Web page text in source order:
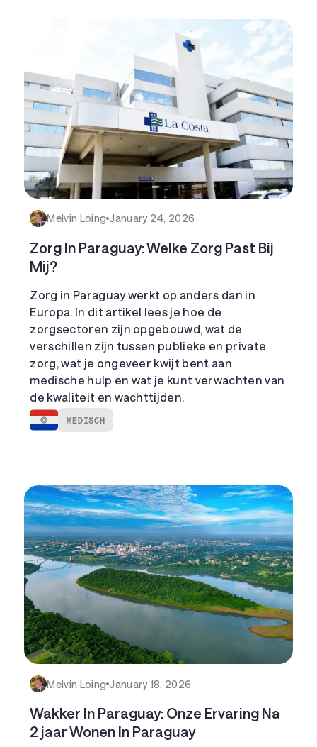
Melvin Loing January 24, 2026
Zorg In Paraguay: Welke Zorg Past Bij
Mij?
Zorg in Paraguay werkt op anders dan in
Europa. In dit artikel lees je hoe de
zorgsectoren zijn opgebouwd, wat de
verschillen zijn tussen publieke en private
zorg, wat je ongeveer kwijt bent aan
medische hulp en wat je kunt verwachten van
de kwaliteit en wachttijden.
MEDISCH
Melvin Loing January 18, 2026
Wakker In Paraguay: Onze Ervaring Na
2 jaar Wonen In Paraguay